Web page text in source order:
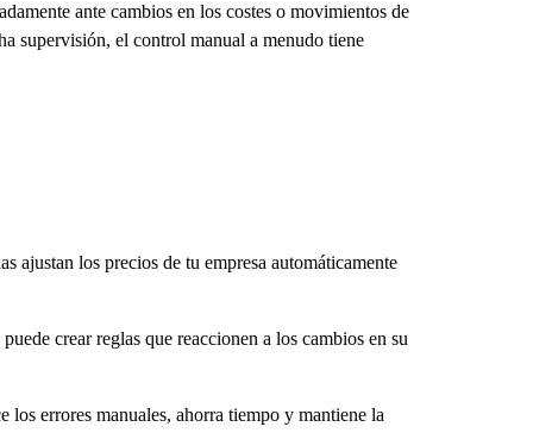
ante cambios en los costes o movimientos de
supervisión, el control manual a menudo tiene
ajustan los precios de tu empresa automáticamente
crear reglas que reaccionen a los cambios en su
los errores manuales, ahorra tiempo y mantiene la